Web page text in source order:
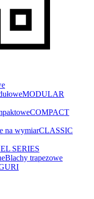
MODULAR
COMPACT
na wymiarCLASSIC
SERIES
Blachy trapezowe